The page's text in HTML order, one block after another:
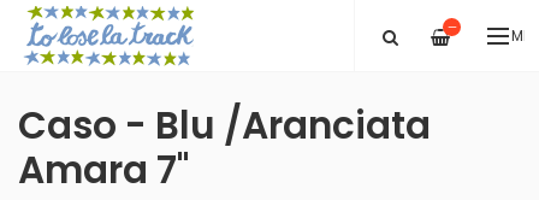
—
Caso - Blu /Aranciata
Amara 7"